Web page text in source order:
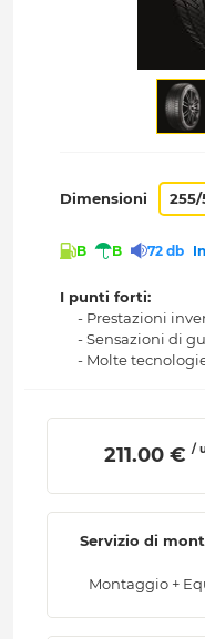
Dimensioni 255/
B B 72 db
I punti forti:
- Prestazioni
- Sensazioni di
- Molte
211.00 € /
Servizio di
Montaggio +